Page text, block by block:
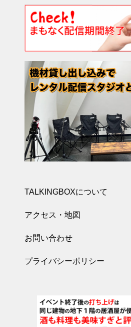
TALKINGBOXについて
アクセス・地図
お問い合わせ
プライバシーポリシー